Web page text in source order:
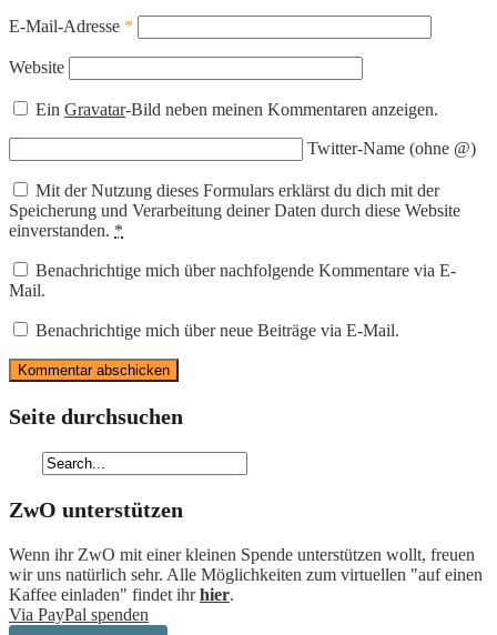
E-Mail-Adresse *
Website
EinGravatar-Bild neben meinen Kommentaren anzeigen.
Twitter-Name (ohne @)
Mit der Nutzung dieses Formulars erklärst du dich mit der
Speicherung und Verarbeitung deiner Daten durch diese Website
einverstanden. *
Benachrichtige mich über nachfolgende Kommentare via E-
Mail.
Benachrichtige mich über neue Beiträge via E-Mail.
Seite durchsuchen
ZwO unterstützen
Wenn ihr ZwO mit einer kleinen Spende unterstützen wollt, freuen
wir uns natürlich sehr. Alle Möglichkeiten zum virtuellen "auf einen
Kaffee einladen" findet ihrhier.
Via PayPal spenden